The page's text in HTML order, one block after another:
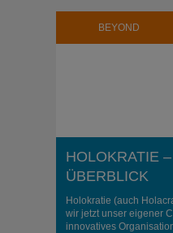
BEYOND
HOLOKRATIE
ÜBERBLICK
Holokratie (auch
wir jetzt unser eigener
innovatives